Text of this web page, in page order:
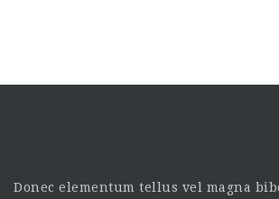
Donec elementum tellus vel magna